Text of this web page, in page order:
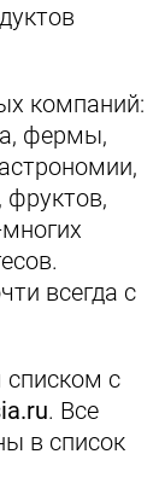
компаний:
фермы,
всегда с
с
. Все
в список